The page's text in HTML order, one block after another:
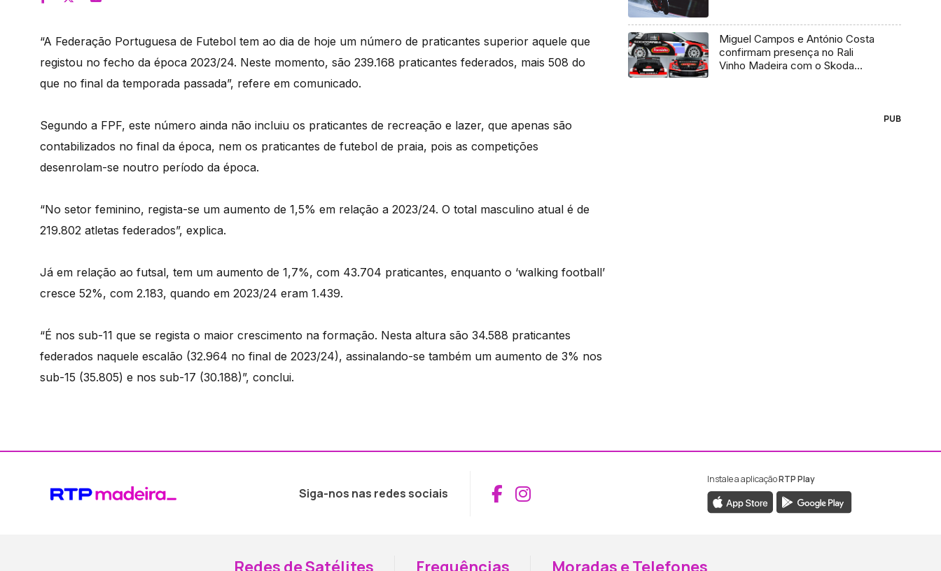
“A Federação Portuguesa de Futebol tem ao dia de hoje um número de praticantes superior aquele que
registou no fecho da época 2023/24. Neste momento, são 239.168 praticantes federados, mais 508 do
que no final da temporada passada”, refere em comunicado.
Segundo a FPF, este número ainda não incluiu os praticantes de recreação e lazer, que apenas são
contabilizados no final da época, nem os praticantes de futebol de praia, pois as competições
desenrolam-se noutro período da época.
“No setor feminino, regista-se um aumento de 1,5% em relação a 2023/24. O total masculino atual é de
219.802 atletas federados”, explica.
Já em relação ao futsal, tem um aumento de 1,7%, com 43.704 praticantes, enquanto o ‘walking football’
cresce 52%, com 2.183, quando em 2023/24 eram 1.439.
“É nos sub-11 que se regista o maior crescimento na formação. Nesta altura são 34.588 praticantes
federados naquele escalão (32.964 no final de 2023/24), assinalando-se também um aumento de 3% nos
sub-15 (35.805) e nos sub-17 (30.188)”, conclui.
Miguel Campos e António Costa
confirmam presença no Rali
Vinho Madeira com o Skoda
PUB
Siga-nos nas redes sociais Aceder ao Facebook da RTP Madeira
Aceder ao Instagram da RTP Madeira
Instale a aplicaçãoRTP Play